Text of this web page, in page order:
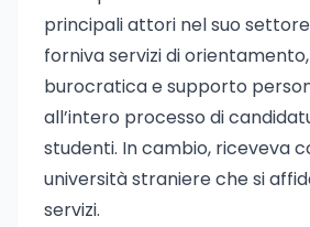
principali attori nel suo
forniva servizi di
burocratica e supporto
all’intero processo di
studenti. In cambio, riceveva
università straniere che si
servizi.